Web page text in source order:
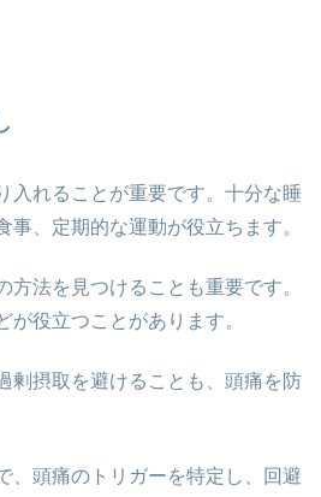
入れることが重要です。十分な睡
事、定期的な運動が役立ちます。
方法を見つけることも重要です。
が役立つことがあります。
剰摂取を避けることも、頭痛を防
、頭痛のトリガーを特定し、回避